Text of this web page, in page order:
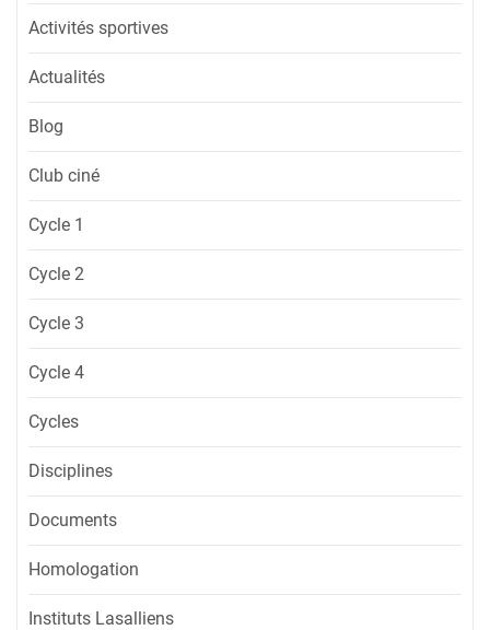
Activités sportives
Actualités
Blog
Club ciné
Cycle 1
Cycle 2
Cycle 3
Cycle 4
Cycles
Disciplines
Documents
Homologation
Instituts Lasalliens